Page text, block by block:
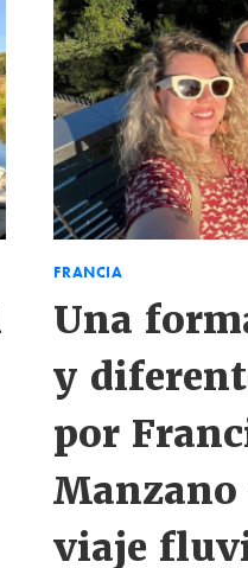
FRANCIA
Una
y
por
viaje